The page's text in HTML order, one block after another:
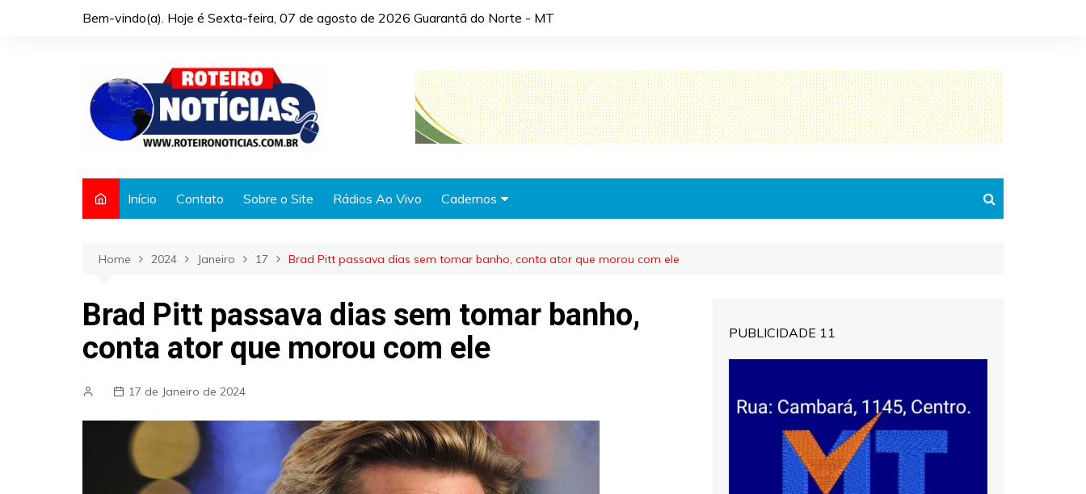
Bem-vindo(a). Hoje é Sexta-feira, 07 de agosto de 2026 Guarantã do Norte - MT
Início Contato Sobre o Site Rádios Ao Vivo Cadernos
Automóveis
Cidades
Cultura
Fama e TV
Justiça
Mundo
Home 2024 Janeiro 17 Brad Pitt passava dias sem tomar banho, conta ator que morou com ele
Brad Pitt passava dias sem tomar banho,
conta ator que morou com ele
17 de Janeiro de 2024
PUBLICIDADE 11